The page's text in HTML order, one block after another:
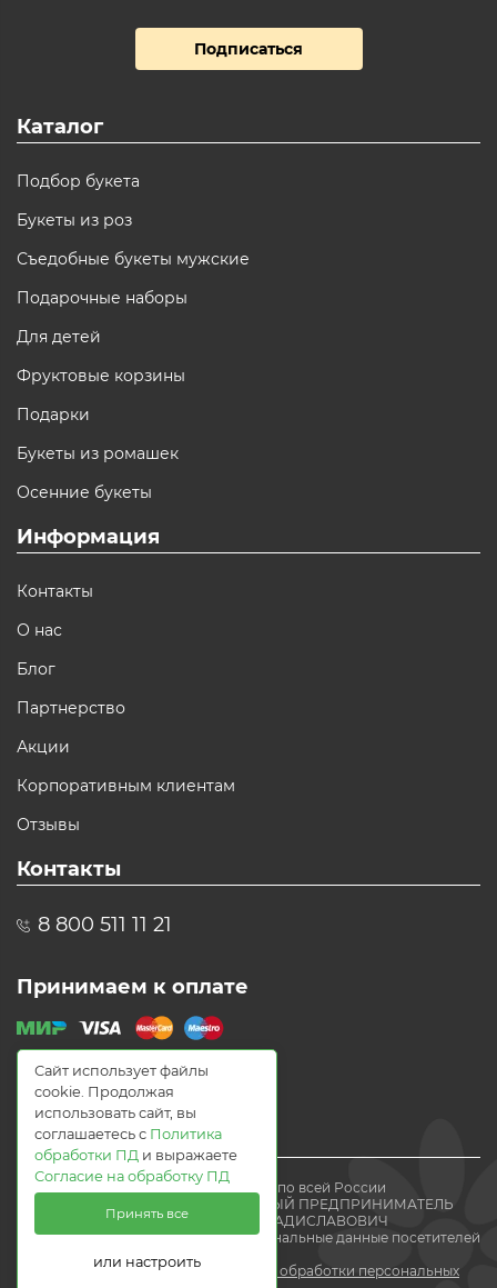
Подписаться
Каталог
Подбор букета
Букеты из роз
Съедобные букеты мужские
Подарочные наборы
Для детей
Фруктовые корзины
Подарки
Букеты из ромашек
Осенние букеты
Информация
Контакты
О нас
Блог
Партнерство
Акции
Корпоративным клиентам
Отзывы
Контакты
8 800 511 11 21
Принимаем к оплате
© 2021 Доставка цветов по всей России
Flomania24.ru ИНДИВИДУАЛЬНЫЙ ПРЕДПРИНИМАТЕЛЬ
ВОЛЕВАЧ ЕВГЕНИЙ ВЛАДИСЛАВОВИЧ
Мы получаем и обрабатываем персональные данные посетителей
сайта в соответствии сполитикой обработки персональных
Сайт использует файлы
cookie. Продолжая
использовать сайт, вы
соглашаетесь с Политика
обработки ПД и выражаете
Согласие на обработку ПД
Принять все
или настроить